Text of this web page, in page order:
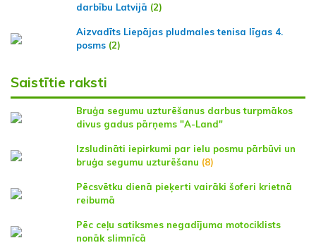
darbību Latvijā (2)
Aizvadīts Liepājas pludmales tenisa līgas 4.
posms (2)
Saistītie raksti
Bruģa segumu uzturēšanus darbus turpmākos
divus gadus pārņems "A-Land"
Izsludināti iepirkumi par ielu posmu pārbūvi un
bruģa segumu uzturēšanu (8)
Pēcsvētku dienā pieķerti vairāki šoferi krietnā
reibumā
Pēc ceļu satiksmes negadījuma motociklists
nonāk slimnīcā